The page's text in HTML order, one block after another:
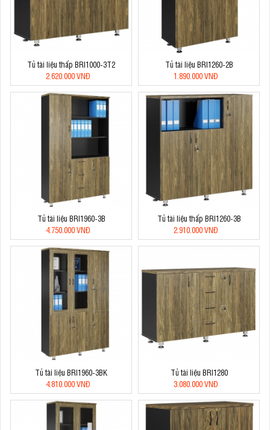
Tủ tài liệu thấp BRI1000-3T2
2.620.000 VNĐ
Tủ tài liệu BRI1260-2B
1.890.000 VNĐ
Tủ tài liệu BRI1960-3B
4.750.000 VNĐ
Tủ tài liệu thấp BRI1260-3B
2.910.000 VNĐ
Tủ tài liệu BRI1960-3BK
4.810.000 VNĐ
Tủ tài liệu BRI1280
3.080.000 VNĐ